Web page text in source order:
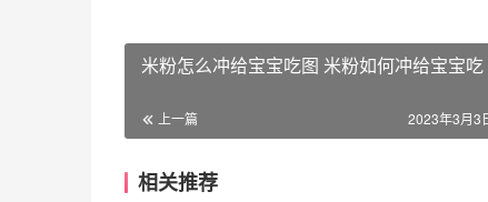
米粉怎么冲给宝宝吃图 米粉如何冲给宝宝吃
上一篇 2023年3月3
相关推荐